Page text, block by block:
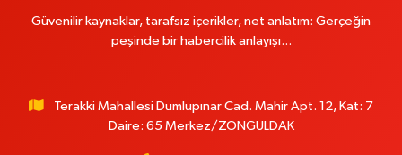
Güvenilir kaynaklar, tarafsız içerikler, net anlatım: Gerçeğin
peşinde bir habercilik anlayışı...
Terakki Mahallesi Dumlupınar Cad. Mahir Apt. 12, Kat: 7
Daire: 65 Merkez/ZONGULDAK